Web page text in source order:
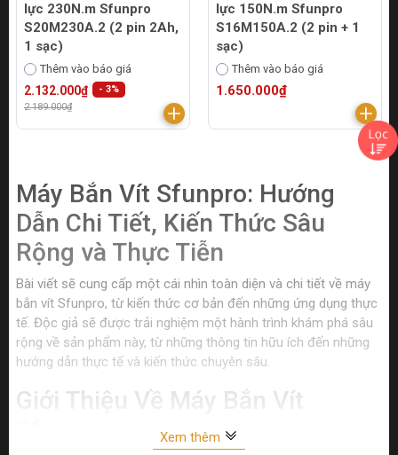
lực 230N.m Sfunpro
S20M230A.2 (2 pin 2Ah,
1 sạc)
Thêm vào báo giá
2.132.000₫
2.189.000₫
- 3%
lực 150N.m Sfunpro
S16M150A.2 (2 pin + 1
sạc)
Thêm vào báo giá
1.650.000₫
Máy Bắn Vít Sfunpro: Hướng
Dẫn Chi Tiết, Kiến Thức Sâu
Rộng và Thực Tiễn
Bài viết sẽ cung cấp một cái nhìn toàn diện và chi tiết về máy
bắn vít Sfunpro, từ kiến thức cơ bản đến những ứng dụng thực
tế. Độc giả sẽ được trải nghiệm một hành trình khám phá sâu
rộng về sản phẩm này, từ những thông tin hữu ích đến những
hướng dẫn thực tế và kiến thức chuyên sâu.
Giới Thiệu Về Máy Bắn Vít
Xem thêm